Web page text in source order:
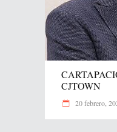
CJTOWN
20 febrero,